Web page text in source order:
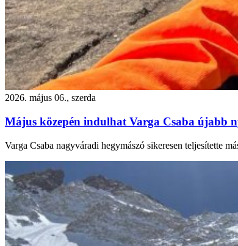
2026. május 06., szerda
Május közepén indulhat Varga Csaba újabb
Varga Csaba nagyváradi hegymászó sikeresen teljesítette